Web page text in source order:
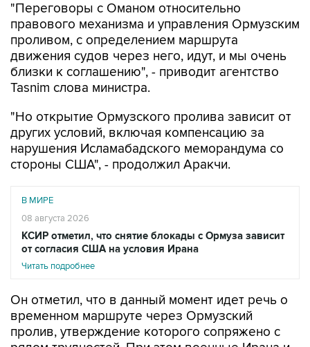
"Переговоры с Оманом относительно
правового механизма и управления Ормузским
проливом, с определением маршрута
движения судов через него, идут, и мы очень
близки к соглашению", - приводит агентство
Tasnim слова министра.
"Но открытие Ормузского пролива зависит от
других условий, включая компенсацию за
нарушения Исламабадского меморандума со
стороны США", - продолжил Аракчи.
В МИРЕ
08 августа 2026
КСИР отметил, что снятие блокады с Ормуза зависит
от согласия США на условия Ирана
Читать подробнее
Он отметил, что в данный момент идет речь о
временном маршруте через Ормузский
пролив, утверждение которого сопряжено с